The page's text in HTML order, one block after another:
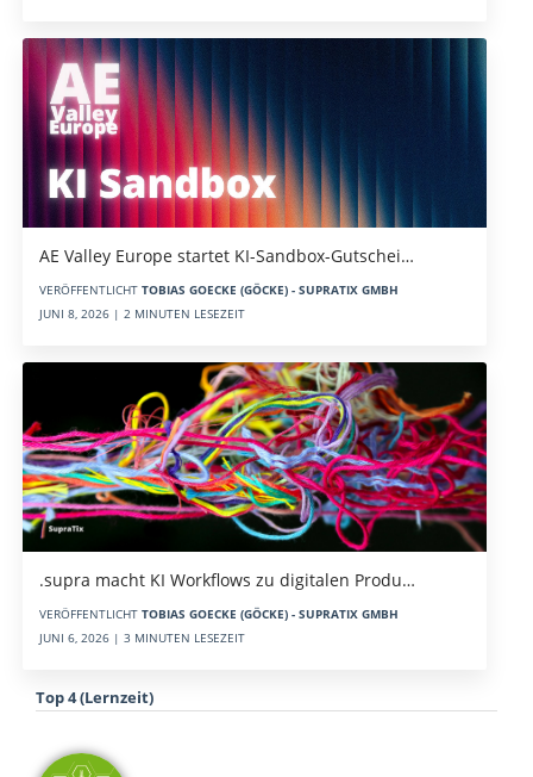
AE Valley Europe startet KI-Sandbox-Gutschei…
VERÖFFENTLICHT TOBIAS GOECKE (GÖCKE) - SUPRATIX GMBH
JUNI 8, 2026 | 2 MINUTEN LESEZEIT
.supra macht KI Workflows zu digitalen Produ…
VERÖFFENTLICHT TOBIAS GOECKE (GÖCKE) - SUPRATIX GMBH
JUNI 6, 2026 | 3 MINUTEN LESEZEIT
Top 4 (Lernzeit)